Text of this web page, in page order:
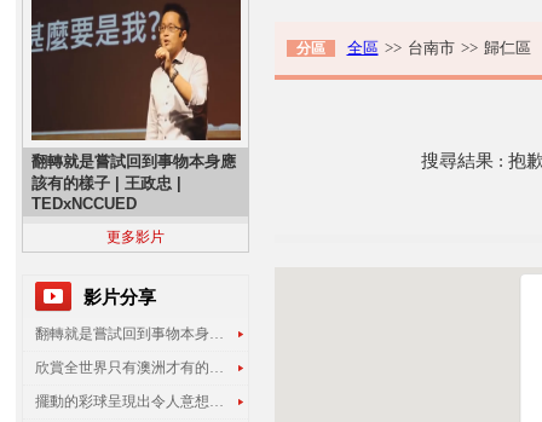
翻轉就是嘗試回到事物本身應
該有的樣子 | 王政忠 |
TEDxNCCUED
更多影片
影片分享
翻轉就是嘗試回到事物本身應該有的樣子 | 王政忠 | TEDxNCCUED
欣賞全世界只有澳洲才有的孔雀蜘蛛
擺動的彩球呈現出令人意想不到的視覺效果
分區 全區 >> 台南市 >> 歸仁區
搜尋結果 : 抱